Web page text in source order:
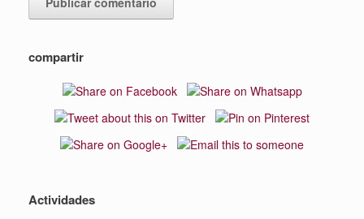
compartir
Actividades